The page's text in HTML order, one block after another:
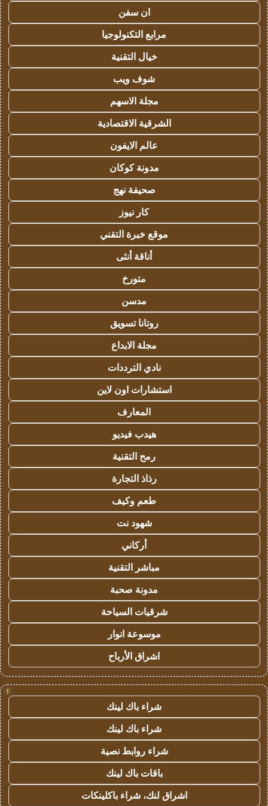
ان سفن
مرابع التكنولوجيا
خيال التقنية
شوف ويب
مجلة الاسهم
الشرقية الاقتصادية
عالم الايفون
مدونة كوكان
صحيفة نهج
كار نيوز
موقع خبرة التقني
أناقة أنثى
متورخ
مدسن
روتانا تسويق
مجلة الابداع
نادي الترددات
استشارات اون لاين
المعارف
هيدب فيديو
رمح التقنية
رذاذ التجارة
طعم وكيف
شهود نت
أركاني
مباشر التقنية
مدونة صحبة
شرقيات السياحة
موسوعة انوار
اشراق الأرباح
!
شراء باك لينك
شراء باك لينك
شراء روابط نصية
باقات باك لينك
اشراق لنك، شراء باكلينكات